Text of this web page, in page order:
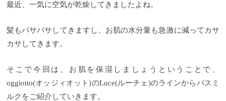
最近、一気に空気が乾燥してきましたよね。
髪もパサパサしてきますし、お肌の水分量も急激に減ってカサ
カサしてきます。
そこで今回は、お肌を保湿しましょうということで、
oggiotto(オッジィオット)のLuce(ルーチェ)のラインからバスミ
ルクをご紹介していきます。